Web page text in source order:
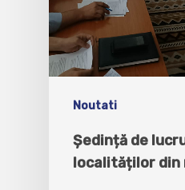
Noutati
Ședință de
localităților din